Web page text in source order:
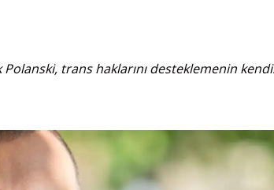
trans haklarını desteklemenin